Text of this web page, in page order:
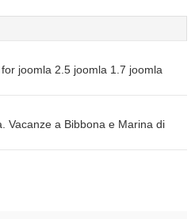
joomla 2.5 joomla 1.7 joomla
Vacanze a Bibbona e Marina di